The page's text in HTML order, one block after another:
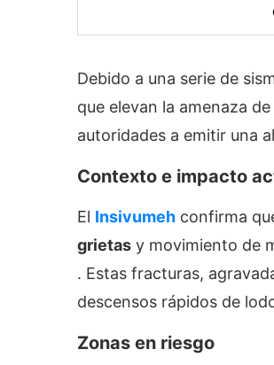
Debido a una serie de
que elevan la amenaza
autoridades a emitir una
Contexto e impacto
El Insivumeh confirma
grietas y movimiento de
. Estas fracturas,
descensos rápidos de
Zonas en riesgo